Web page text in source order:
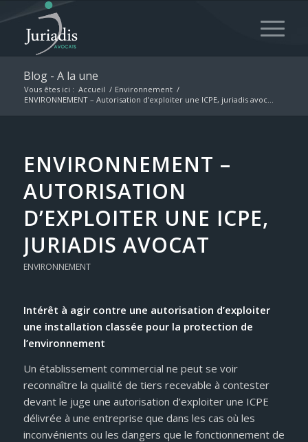
Blog - A la une
Vous êtes ici : Accueil / Environnement /
ENVIRONNEMENT – Autorisation d’exploiter une ICPE, juriadis avoc...
ENVIRONNEMENT –
AUTORISATION
D’EXPLOITER UNE ICPE,
JURIADIS AVOCAT
ENVIRONNEMENT
Intérêt à agir contre une autorisation d’exploiter
une installation classée pour la protection de
l’environnement
Un établissement commercial ne peut se voir
reconnaître la qualité de tiers recevable à contester
devant le juge une autorisation d’exploiter une ICPE
délivrée à une entreprise que dans les cas où les
inconvénients ou les dangers que le fonctionnement de